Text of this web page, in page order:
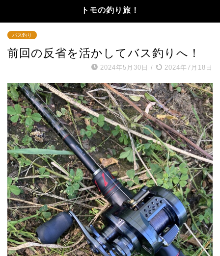
トモの釣り旅！
バス釣り
前回の反省を活かしてバス釣りへ！
2024年5月30日 / 2024年7月18日